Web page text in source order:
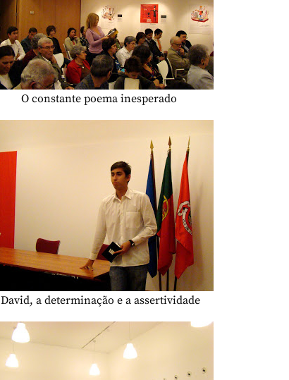
O constante poema inesperado
David, a determinação e a assertividade